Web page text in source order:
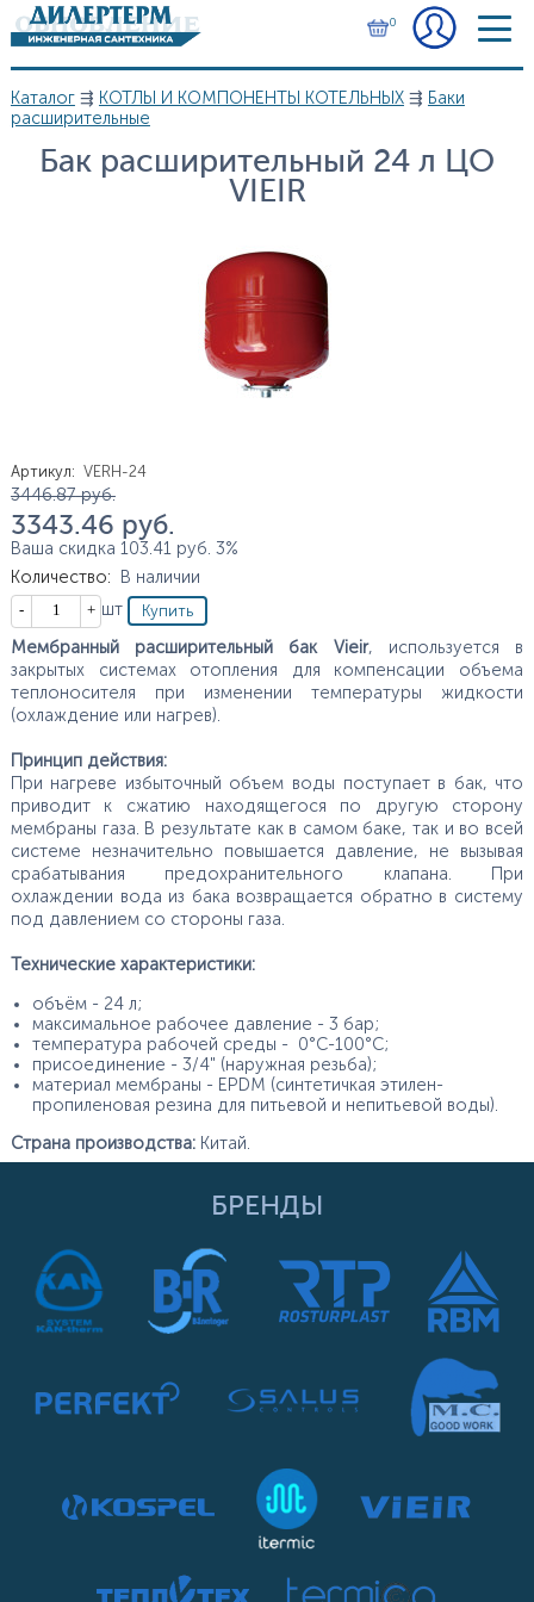
Перейти к основному содержанию
0
Вы здесь
Каталог⇶ КОТЛЫ И КОМПОНЕНТЫ КОТЕЛЬНЫХ⇶ Баки
расширительные
Бак расширительный 24 л ЦО
VIEIR
Артикул: VERH-24
Цена
3 446.87 руб.
3 343.46 руб.
Ваша скидка 103.41 руб. 3%
Количество:
В наличии
Кол-во
шт
Мембранный расширительный бак Vieir, используется в
закрытых системах отопления для компенсации объема
теплоносителя при изменении температуры жидкости
(охлаждение или нагрев).
Принцип действия:
При нагреве избыточный объем воды поступает в бак, что
приводит к сжатию находящегося по другую сторону
мембраны газа. В результате как в самом баке, так и во всей
системе незначительно повышается давление, не вызывая
срабатывания предохранительного клапана. При
охлаждении вода из бака возвращается обратно в систему
под давлением со стороны газа.
Технические характеристики:
объём - 24 л;
максимальное рабочее давление - 3 бар;
температура рабочей среды - 0°С-100°С;
присоединение - 3/4" (наружная резьба);
материал мембраны - EPDM (синтетичкая этилен-
пропиленовая резина для питьевой и непитьевой воды).
Страна производства: Китай.
БРЕНДЫ